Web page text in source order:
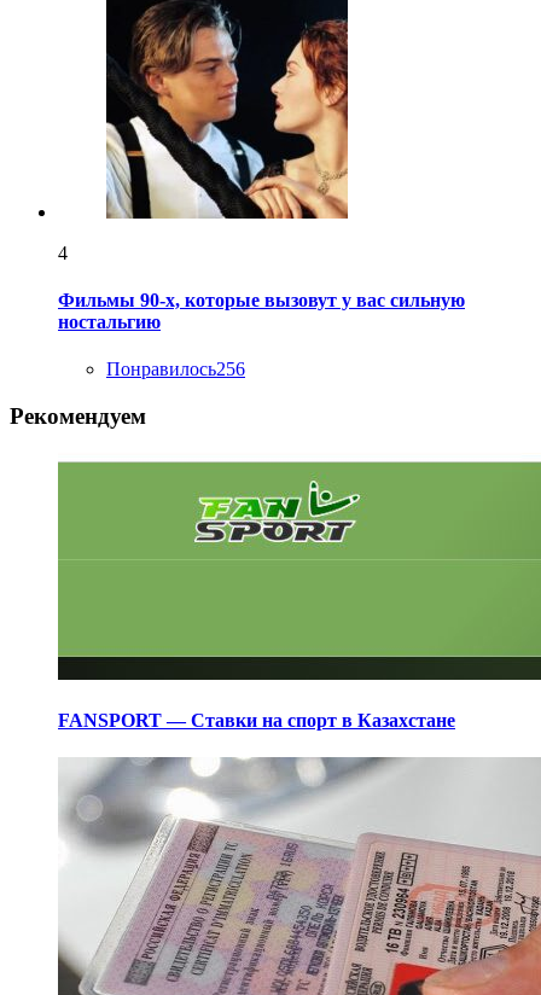
4
Фильмы 90-х, которые вызовут у вас сильную
ностальгию
Понравилось256
Рекомендуем
FANSPORT — Ставки на спорт в Казахстане